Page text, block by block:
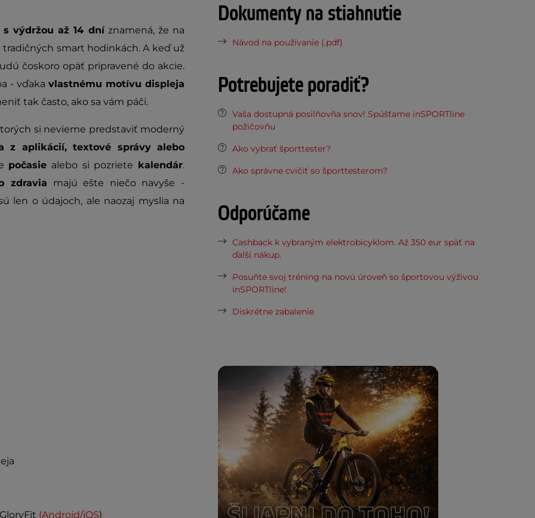
s výdržou až 14 dníznamená, že na
smart hodinkách. A keď už
čoskoro opäť pripravené do akcie.
- vďakavlastnému motívu displeja
tak často, ako sa vám páči.
si nevieme predstaviť moderný
z aplikácií, textové správy alebo
počasie alebo si pozriete kalendár.
zdravia majú ešte niečo navyše -
len o údajoch, ale naozaj myslia na
(Android/iOS)
Dokumenty na stiahnutie
Návod na používanie (.pdf)
Potrebujete poradiť?
Vaša dostupná posilňovňa snov! Spúšťame inSPORTline
požičovňu
Ako vybrať športtester?
Ako správne cvičiť so športtesterom?
Odporúčame
Cashback k vybraným elektrobicyklom. Až 350 eur späť na
ďalší nákup.
Posuňte svoj tréning na novú úroveň so športovou výživou
inSPORTline!
Diskrétne zabalenie